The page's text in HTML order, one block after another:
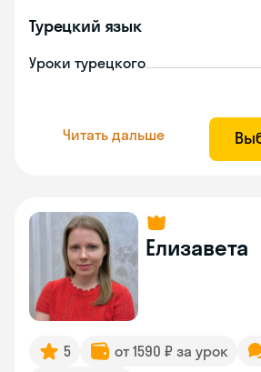
Турецкий язык
Уроки турецкого
Читать дальше
Елизавета
5 от 1590 ₽ за урок